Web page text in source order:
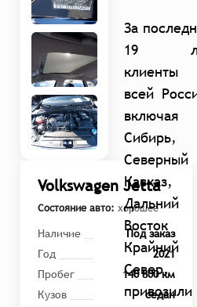
Volkswagen Jetta
Состояние авто: хорошее
Наличие
Под заказ
Год
2021
Пробег
140 800 км
Кузов
седан
За
19
клиенты
всей
включая
Сибирь,
Северный
Кавказ,
Дальний
Крайний
Север,